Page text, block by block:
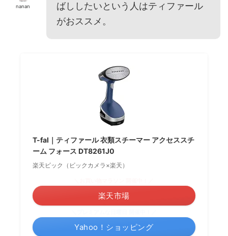
nanan
ばししたいという人はティファール
がおススメ。
T-fal｜ティファール 衣類スチーマー アクセススチ
ーム フォース DT8261J0
楽天ビック（ビックカメラ×楽天）
楽天市場
Yahoo！ショッピング